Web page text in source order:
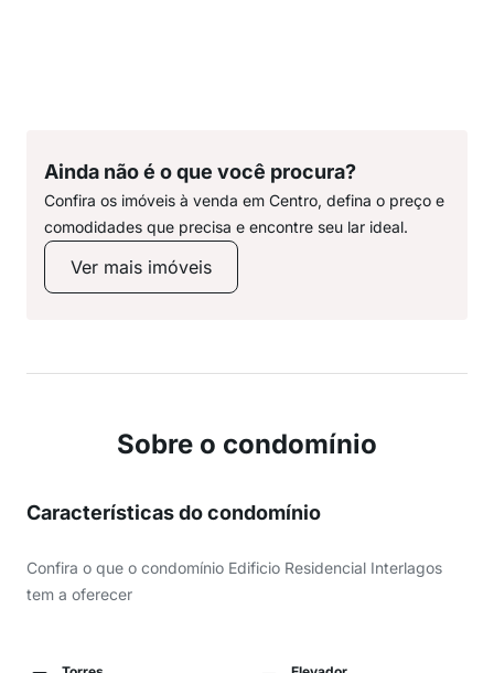
Ainda não é o que você procura?
Confira os imóveis à venda em Centro, defina o preço e
comodidades que precisa e encontre seu lar ideal.
Ver mais imóveis
Sobre o condomínio
Características do condomínio
Confira o que o condomínio Edificio Residencial Interlagos
tem a oferecer